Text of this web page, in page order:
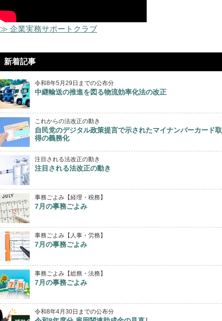
≫ 企業実務サポートクラブ
新着記事
令和8年5月29日までの公布分
中継輸送の推進を図る物流効率化法の改正
これからの法改正の動き
自民党のデジタル政策提言で示されたマイナンバーカード取
得の義務化
注目される法改正の動き
注目される法改正の動き
事務ごよみ【経理・税務】
7月の事務ごよみ
事務ごよみ【人事・労務】
7月の事務ごよみ
事務ごよみ【総務・法務】
7月の事務ごよみ
令和8年4月30日までの公布分